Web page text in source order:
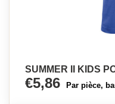
SUMMER II KIDS
€5,86 Par pièce,